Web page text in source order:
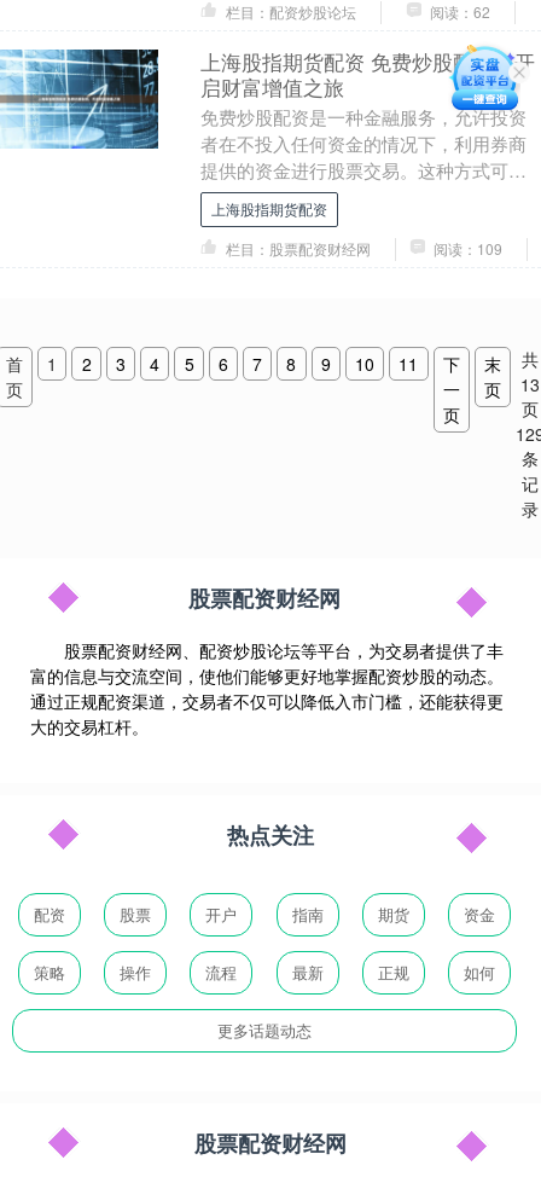
栏目：配资炒股论坛
阅读：62
上海股指期货配资 免费炒股配资：开
启财富增值之旅
免费炒股配资是一种金融服务，允许投资
者在不投入任何资金的情况下，利用券商
提供的资金进行股票交易。这种方式可以
放大投资者的收益上海股指期货配资，但
同时也会增加风险....
上海股指期货配资
栏目：股票配资财经网
阅读：109
首
页
1 2 3 4 5 6 7 8 9 10 11
下
一
页
末
页
共
13
页
条
记
录
股票配资财经网
股票配资财经网、配资炒股论坛等平台，为交易者提供了丰
富的信息与交流空间，使他们能够更好地掌握配资炒股的动态。
通过正规配资渠道，交易者不仅可以降低入市门槛，还能获得更
大的交易杠杆。
热点关注
配资 股票 开户 指南 期货 资金
策略 操作 流程 最新 正规 如何
更多话题动态
股票配资财经网